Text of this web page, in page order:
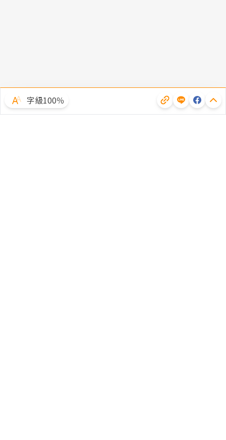
字級100％